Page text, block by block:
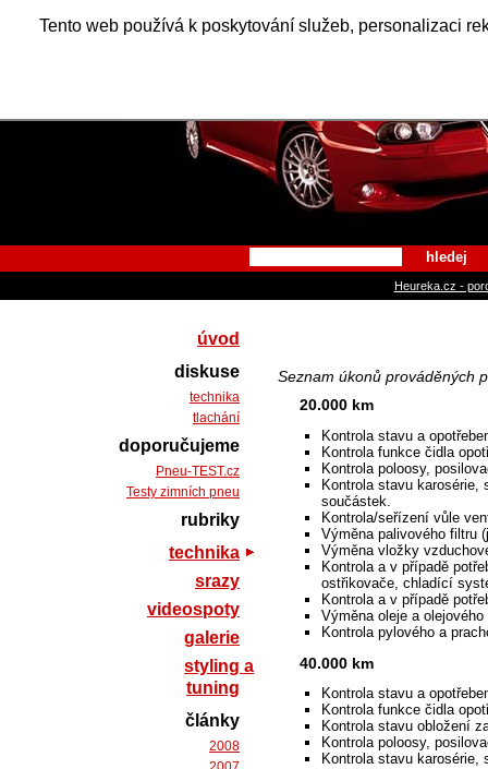
Tento web používá k poskytování služeb, personalizaci
Alfa
hledej
Heureka.cz -
Seznam úkonů prováděných
20.000 km
Kontrola stavu a
Kontrola funkce čidla
Kontrola poloosy,
Kontrola stavu
součástek.
Kontrola/seřízení vůle
Výměna palivového filtru
Výměna vložky
Kontrola a v případě
ostřikovače, chladící
Kontrola a v případě
Výměna oleje a olejového
Kontrola pylového a
40.000 km
Kontrola stavu a
Kontrola funkce čidla
Kontrola stavu obložení
Kontrola poloosy,
Kontrola stavu
úvod
diskuse
technika
tlachání
doporučujeme
Pneu-TEST.cz
Testy zimních pneu
rubriky
technika
srazy
videospoty
galerie
styling a
tuning
články
2008